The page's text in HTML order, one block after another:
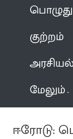
குற்றம்
மேலும்
ஈரோடு: